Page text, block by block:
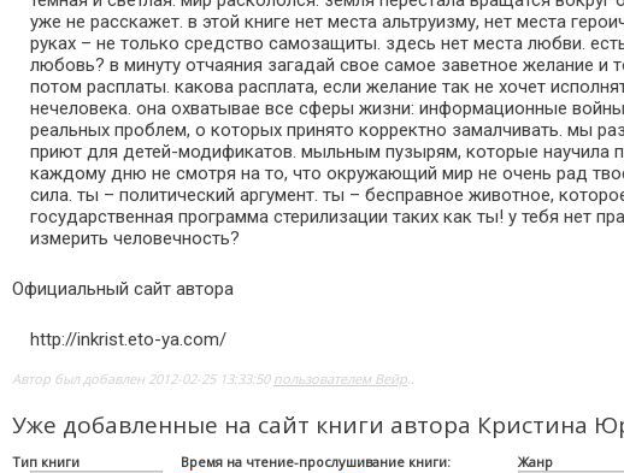
уже не расскажет. в этой книге нет места альтруизму, нет места
руках – не только средство самозащиты. здесь нет места любви.
любовь? в минуту отчаяния загадай свое самое заветное желание и
потом расплаты. какова расплата, если жeлание так не хочет
нечеловека. она охватывае все сферы жизни: информационные
реальных проблем, о которых принято корректно замалчивать. мы
приют для детей-модификатов. мыльным пузырям, которые научила
каждому дню не смотря на то, что окружающий мир не очень рад
сила. ты – политический аргумент. ты – бесправное животное,
государственная программа стерилизации таких как ты! у тебя нет
измерить человечность?
Официальный сайт автора
http://inkrist.eto-ya.com/
Автор был добавлен 2012-02-25 13:33:50 пользователем Вейр..
Уже добавленные на сайт книги автора Кристина
Тип книги
Время на чтение-прослушивание книги:
Жанр